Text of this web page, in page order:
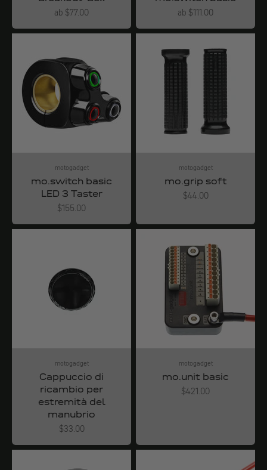
Angebot
ab $77.00
Angebot
ab $111.00
motogadget
mo.switch basic
LED 3 Taster
Angebot
$155.00
motogadget
mo.grip soft
Angebot
$44.00
motogadget
Cappuccio di
ricambio per
estremità del
manubrio
Angebot
$33.00
motogadget
mo.unit basic
Angebot
$421.00